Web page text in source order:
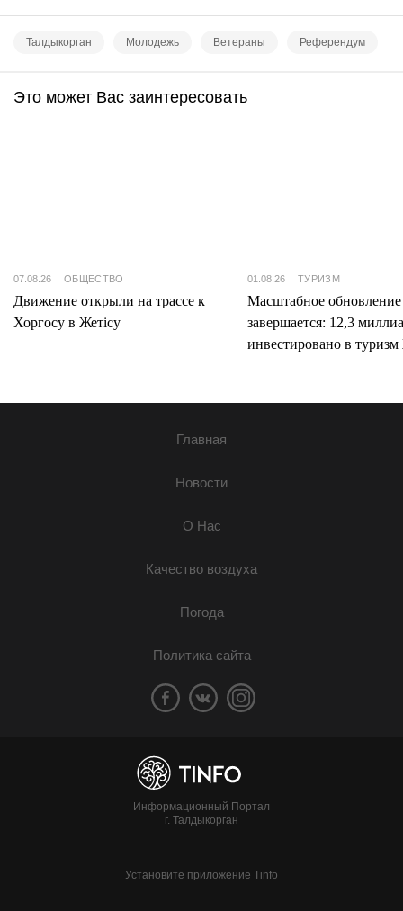
Талдыкорган Молодежь Ветераны Референдум
Это может Вас заинтересовать
07.08.26 ОБЩЕСТВО
Движение открыли на трассе к
Хоргосу в Жетісу
01.08.26 ТУРИЗМ
Масштабное
завершается: 12,3
инвестировано в туризм
Главная
Новости
О Нас
Качество воздуха
Погода
Политика сайта
Информационный Портал
г. Талдыкорган
Установите приложение Tinfo